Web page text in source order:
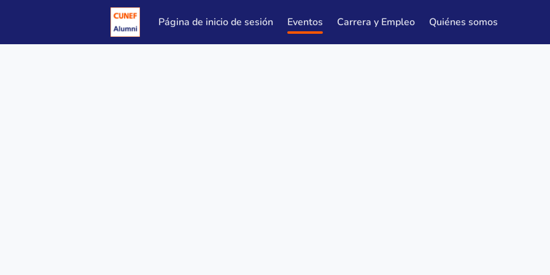
Página de inicio de sesión Eventos Carrera y Empleo Quiénes somos